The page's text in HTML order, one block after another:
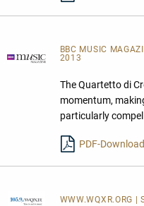
BBC MUSIC
2013
The Quartetto di
momentum,
particularly
PDF-Download
WWW.WQXR.ORG |